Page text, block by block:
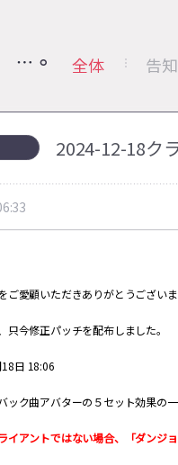
全体 告知
2024-12-18ク
ご愛顧いただきありがとうございま
今修正パッチを配布しました。
日 18:06
ック曲アバターの５セット効果の
アントではない場合、「ダンジ